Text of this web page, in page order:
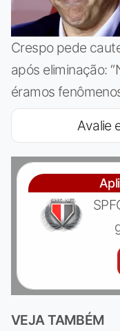
Crespo pede
após eliminação:
éramos
Avalie
VEJA TAMBÉM